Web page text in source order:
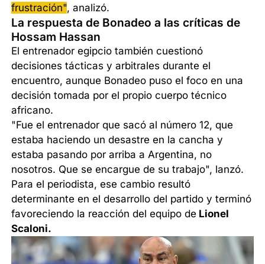
frustración", analizó.
La respuesta de Bonadeo a las críticas de
Hossam Hassan
El entrenador egipcio también cuestionó
decisiones tácticas y arbitrales durante el
encuentro, aunque Bonadeo puso el foco en una
decisión tomada por el propio cuerpo técnico
africano.
"Fue el entrenador que sacó al número 12, que
estaba haciendo un desastre en la cancha y
estaba pasando por arriba a Argentina, no
nosotros. Que se encargue de su trabajo", lanzó.
Para el periodista, ese cambio resultó
determinante en el desarrollo del partido y terminó
favoreciendo la reacción del equipo de Lionel
Scaloni.